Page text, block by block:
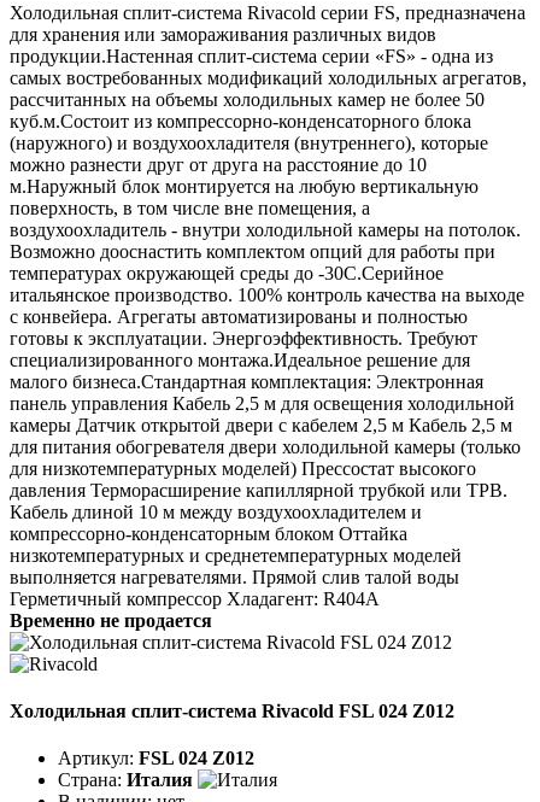
Холодильная сплит-система Rivacold серии FS, предназначена
для хранения или замораживания различных видов
продукции.Настенная сплит-система серии «FS» - одна из
самых востребованных модификаций холодильных агрегатов,
рассчитанных на объемы холодильных камер не более 50
куб.м.Состоит из компрессорно-конденсаторного блока
(наружного) и воздухоохладителя (внутреннего), которые
можно разнести друг от друга на расстояние до 10
м.Наружный блок монтируется на любую вертикальную
поверхность, в том числе вне помещения, а
воздухоохладитель - внутри холодильной камеры на потолок.
Возможно дооснастить комплектом опций для работы при
температурах окружающей среды до -30С.Серийное
итальянское производство. 100% контроль качества на выходе
с конвейера. Агрегаты автоматизированы и полностью
готовы к эксплуатации. Энергоэффективность. Требуют
специализированного монтажа.Идеальное решение для
малого бизнеса.Стандартная комплектация: Электронная
панель управления Кабель 2,5 м для освещения холодильной
камеры Датчик открытой двери с кабелем 2,5 м Кабель 2,5 м
для питания обогревателя двери холодильной камеры (только
для низкотемпературных моделей) Прессостат высокого
давления Терморасширение капиллярной трубкой или ТРВ.
Кабель длиной 10 м между воздухоохладителем и
компрессорно-конденсаторным блоком Оттайка
низкотемпературных и среднетемпературных моделей
выполняется нагревателями. Прямой слив талой воды
Герметичный компрессор Хладагент: R404A
Временно не продается
Холодильная сплит-система Rivacold FSL 024 Z012
Артикул: FSL 024 Z012
Страна: Италия